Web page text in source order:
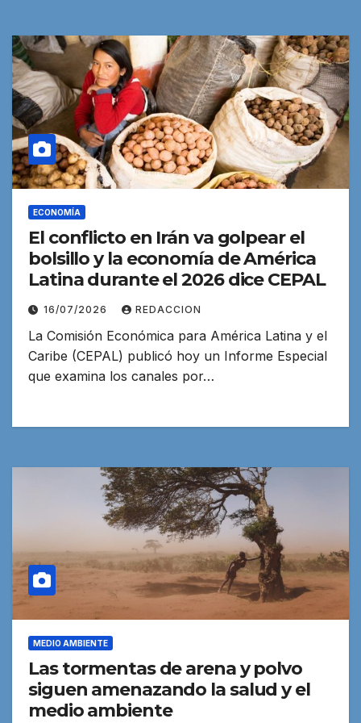
ECONOMÍA
El conflicto en Irán va golpear el
bolsillo y la economía de América
Latina durante el 2026 dice CEPAL
16/07/2026 REDACCION
La Comisión Económica para América Latina y el
Caribe (CEPAL) publicó hoy un Informe Especial
que examina los canales por…
MEDIO AMBIENTE
Las tormentas de arena y polvo
siguen amenazando la salud y el
medio ambiente